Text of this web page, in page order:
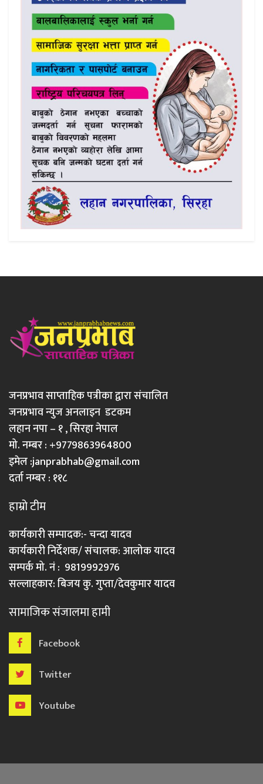
जनप्रभाव साप्ताहिक पत्रीका द्वारा संचालित
जनप्रभाव न्युज अनलाइन डटकम
लहान नपा – १ , सिरहा नेपाल
मो. नम्बर : +9779863964800
इमेल :janprabhab@gmail.com
दर्ता नम्बर : ११८
हाम्रो टीम
कार्यकारी सम्पादक:- चन्दा यादव
कार्यकारी निर्देशक/ संचालक: आलोक यादव
सम्पर्क मो. नं : 9819992976
सल्लाहकार: बिजय कु. गुप्ता/देवकुमार यादव
सामाजिक संजालमा हामी
Facebook
Twitter
Youtube